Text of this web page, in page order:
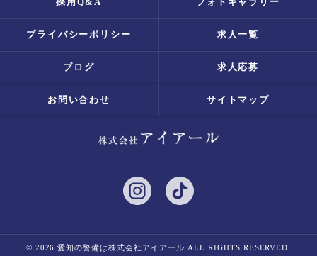
プライバシーポリシー 求人一覧
ブログ 求人応募
お問い合わせ サイトマップ
© 2026 愛知の警備は株式会社アイアール ALL RIGHTS RESERVED.